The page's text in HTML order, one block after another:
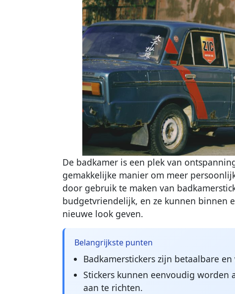
De badkamer is een plek van
gemakkelijke manier om meer
door gebruik te maken van
budgetvriendelijk, en ze kunnen binnen
nieuwe look geven.
Belangrijkste punten
Badkamerstickers zijn betaalbare
Stickers kunnen eenvoudig worden
aan te richten.